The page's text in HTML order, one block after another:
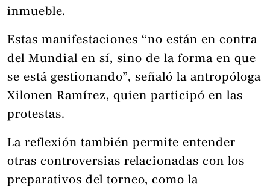
inmueble.
Estas manifestaciones “no están en contra
del Mundial en sí, sino de la forma en que
se está gestionando”, señaló la antropóloga
Xilonen Ramírez, quien participó en las
protestas.
La reflexión también permite entender
otras controversias relacionadas con los
preparativos del torneo, como la